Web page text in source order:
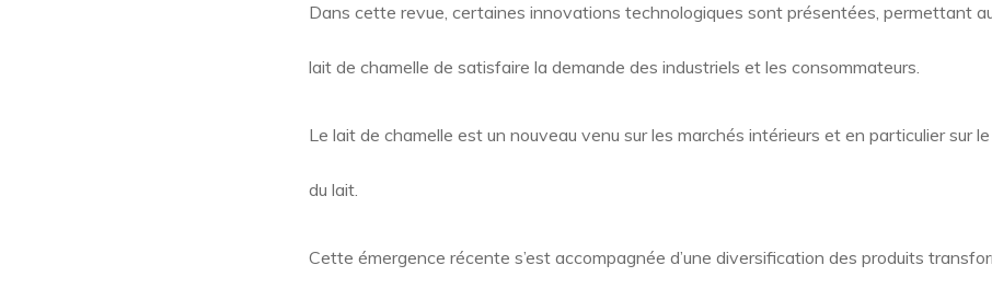
Dans cette revue, certaines innovations technologiques sont présentées, permettant
lait de chamelle de satisfaire la demande des industriels et les consommateurs.
Le lait de chamelle est un nouveau venu sur les marchés intérieurs et en particulier sur
du lait.
Cette émergence récente s’est accompagnée d’une diversification des produits